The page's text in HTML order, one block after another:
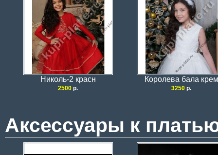
Николь-2 красн Королева бала крем
2500 р. 3250 р.
Аксессуары к